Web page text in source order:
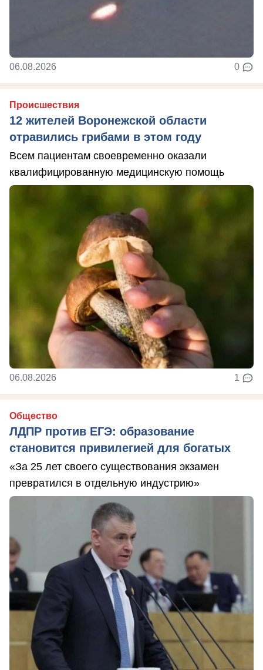
06.08.2026 0
Происшествия
12 жителей Воронежской области
отравились грибами в этом году
Всем пациентам своевременно оказали
квалифицированную медицинскую помощь
06.08.2026 1
Общество
ЛДПР против ЕГЭ: образование
становится привилегией для богатых
«За 25 лет своего существования экзамен
превратился в отдельную индустрию»